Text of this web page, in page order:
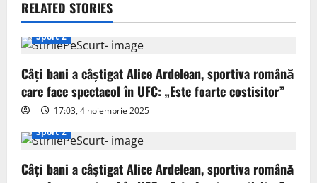
v
i
g
a
t
RELATED STORIES
Sport 2
Câți bani a câștigat Alice Ardelean, sportiva română
care face spectacol în UFC: „Este foarte costisitor”
17:03, 4 noiembrie 2025
Sport 2
Câți bani a câștigat Alice Ardelean, sportiva română